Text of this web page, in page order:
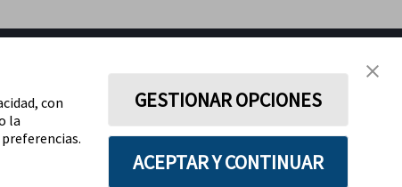
CONTÁCTANOS
MANTENTE EN CONTACTO
con
la
GESTIONAR OPCIONES
ACEPTAR Y CONTINUAR